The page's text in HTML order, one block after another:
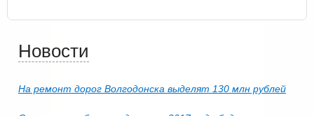
Новости
На ремонт дорог Волгодонска выделят 130 млн рублей